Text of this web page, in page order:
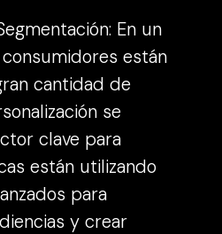
En un
están
cantidad de
se
clave para
están utilizando
para
y crear